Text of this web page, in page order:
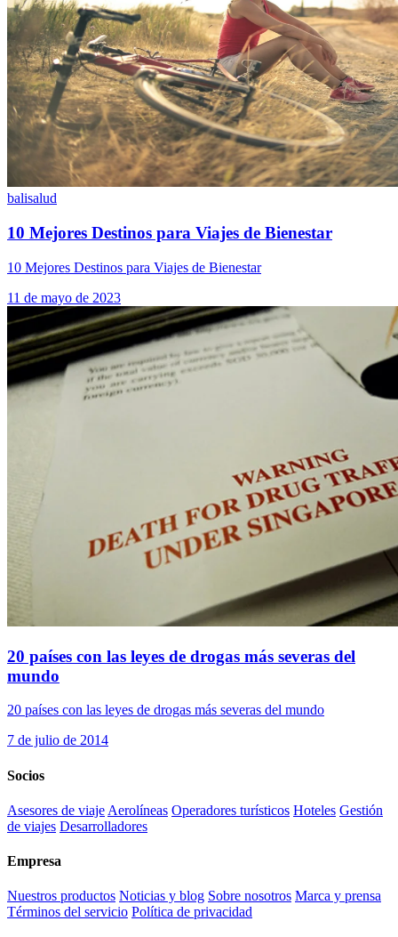
balisalud
10 Mejores Destinos para Viajes de Bienestar
10 Mejores Destinos para Viajes de Bienestar
11 de mayo de 2023
20 países con las leyes de drogas más severas del
mundo
20 países con las leyes de drogas más severas del mundo
7 de julio de 2014
Socios
Asesores de viaje Aerolíneas Operadores turísticos Hoteles Gestión
de viajes Desarrolladores
Empresa
Nuestros productos Noticias y blog Sobre nosotros Marca y prensa
Términos del servicio Política de privacidad